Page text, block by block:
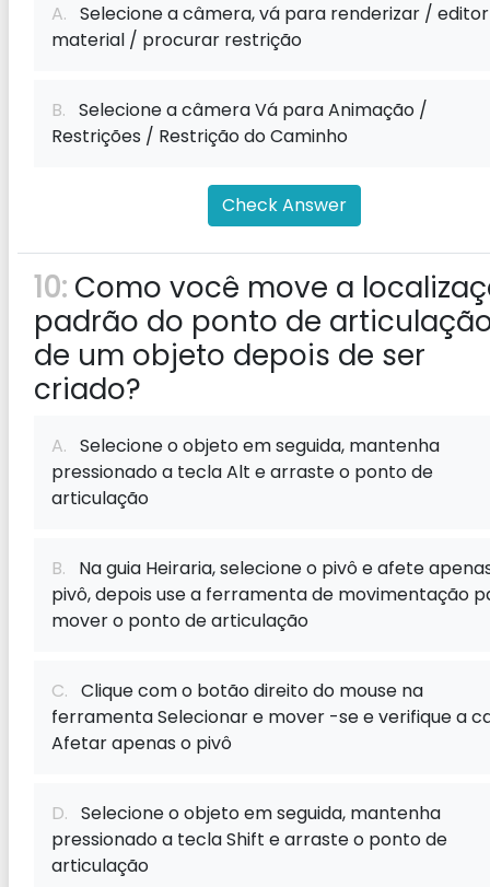
A. Selecione a câmera, vá para renderizar /
material / procurar restrição
B. Selecione a câmera Vá para Animação /
Restrições / Restrição do Caminho
Check Answer
10: Como você move a
padrão do ponto de
de um objeto depois de ser
criado?
A. Selecione o objeto em seguida, mantenha
pressionado a tecla Alt e arraste o ponto de
articulação
B. Na guia Heiraria, selecione o pivô e afete
pivô, depois use a ferramenta de movimentação
mover o ponto de articulação
C. Clique com o botão direito do mouse na
ferramenta Selecionar e mover -se e verifique a
Afetar apenas o pivô
D. Selecione o objeto em seguida, mantenha
pressionado a tecla Shift e arraste o ponto de
articulação